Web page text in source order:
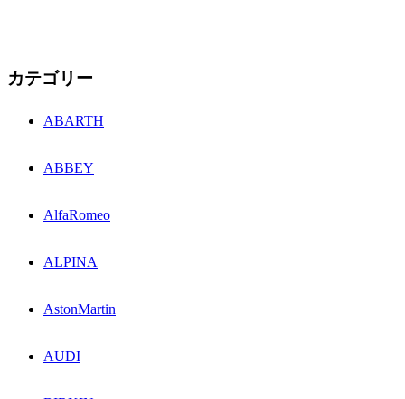
カテゴリー
ABARTH
ABBEY
AlfaRomeo
ALPINA
AstonMartin
AUDI